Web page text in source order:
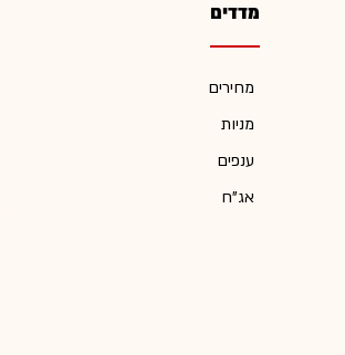
מדדים
מחירים
מניות
ענפים
אג"ח